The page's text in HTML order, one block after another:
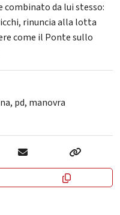
da lui stesso:
rinuncia alla lotta
come il Ponte sullo
, pd, manovra